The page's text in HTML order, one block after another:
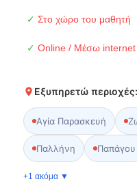
✓ Στο χώρο του μαθητή
✓ Online / Μέσω internet
Εξυπηρετώ περιοχές:
Αγία Παρασκευή
Παλλήνη
+1 ακόμα ▼